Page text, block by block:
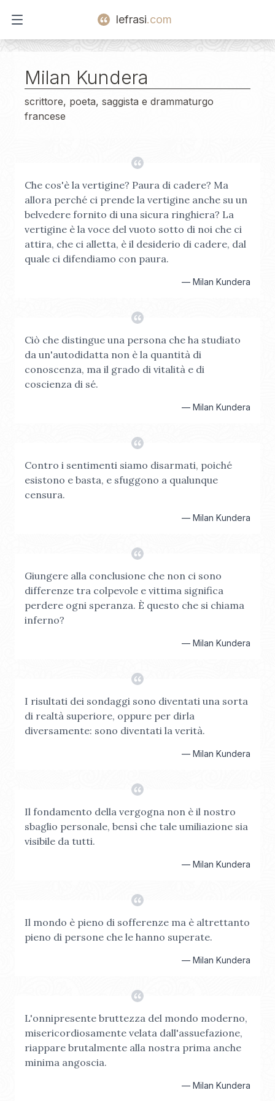
Open main menu
lefrasi.com
Milan Kundera
scrittore, poeta, saggista e drammaturgo
francese
Che cos'è la vertigine? Paura di cadere? Ma
allora perché ci prende la vertigine anche su un
belvedere fornito di una sicura ringhiera? La
vertigine è la voce del vuoto sotto di noi che ci
attira, che ci alletta, è il desiderio di cadere, dal
quale ci difendiamo con paura.
— Milan Kundera
Ciò che distingue una persona che ha studiato
da un'autodidatta non è la quantità di
conoscenza, ma il grado di vitalità e di
coscienza di sé.
— Milan Kundera
Contro i sentimenti siamo disarmati, poiché
esistono e basta, e sfuggono a qualunque
censura.
— Milan Kundera
Giungere alla conclusione che non ci sono
differenze tra colpevole e vittima significa
perdere ogni speranza. È questo che si chiama
inferno?
— Milan Kundera
I risultati dei sondaggi sono diventati una sorta
di realtà superiore, oppure per dirla
diversamente: sono diventati la verità.
— Milan Kundera
Il fondamento della vergogna non è il nostro
sbaglio personale, bensì che tale umiliazione sia
visibile da tutti.
— Milan Kundera
Il mondo è pieno di sofferenze ma è altrettanto
pieno di persone che le hanno superate.
— Milan Kundera
L'onnipresente bruttezza del mondo moderno,
misericordiosamente velata dall'assuefazione,
riappare brutalmente alla nostra prima anche
minima angoscia.
— Milan Kundera